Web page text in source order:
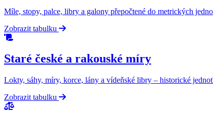
Míle, stopy, palce, libry a galony přepočtené do metrických
Zobrazit tabulku
Staré české a rakouské míry
Lokty, sáhy, míry, korce, lány a vídeňské libry – historické
Zobrazit tabulku